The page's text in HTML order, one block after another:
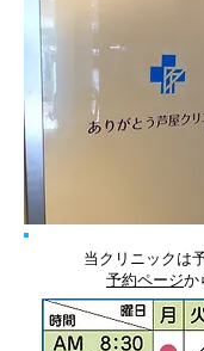
当クリニックは
予約ページか